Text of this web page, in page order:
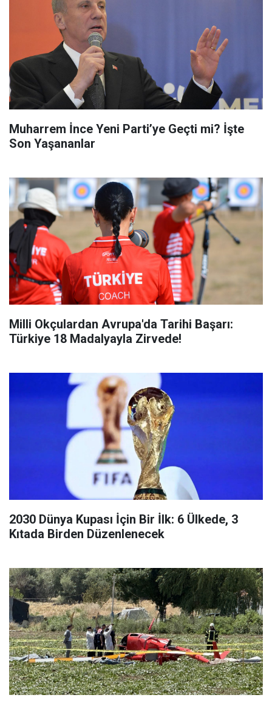
Muharrem İnce Yeni Parti’ye Geçti mi? İşte
Son Yaşananlar
Milli Okçulardan Avrupa'da Tarihi Başarı:
Türkiye 18 Madalyayla Zirvede!
2030 Dünya Kupası İçin Bir İlk: 6 Ülkede, 3
Kıtada Birden Düzenlenecek